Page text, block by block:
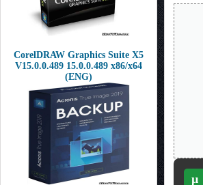
CorelDRAW Graphics Suite X5
V15.0.0.489 15.0.0.489 x86/x64
(ENG)
µ